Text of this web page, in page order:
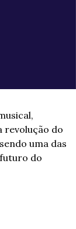
revolução do
uma das
do